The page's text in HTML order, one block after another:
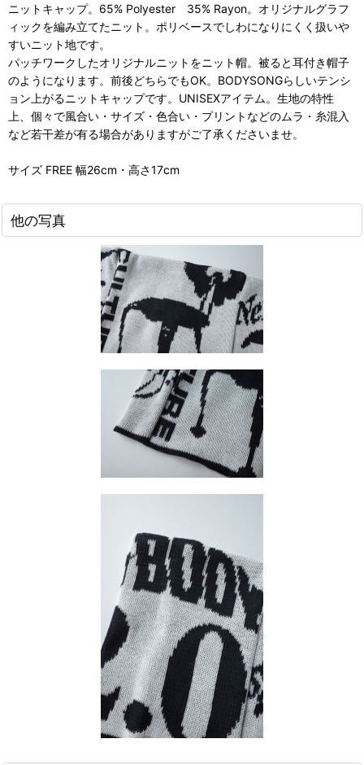
ニットキャップ。65% Polyester 35% Rayon。オリジナルグラフ
ィックを編み立てたニット。ポリベースでしわになりにくく扱いや
すいニット地です。
パッチワークしたオリジナルニットをニット帽。被ると耳付き帽子
のようになります。前後どちらでもOK。BODYSONGらしいテンシ
ョン上がるニットキャップです。UNISEXアイテム。生地の特性
上、個々で風合い・サイズ・色合い・プリントなどのムラ・糸混入
など若干差が有る場合がありますがご了承くださいませ。
サイズ FREE 幅26cm・高さ17cm
他の写真